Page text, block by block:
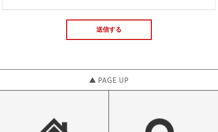
▲ PAGE UP